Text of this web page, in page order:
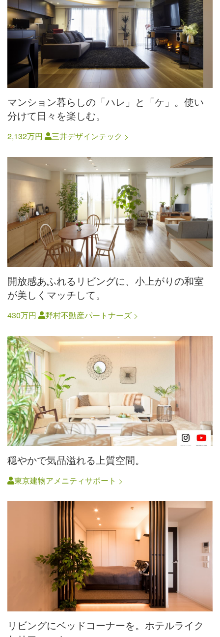
マンション暮らしの「ハレ」と「ケ」。使い
分けて日々を楽しむ。
2,132万円 三井デザインテック
開放感あふれるリビングに、小上がりの和室
が美しくマッチして。
430万円 野村不動産パートナーズ
穏やかで気品溢れる上質空間。
東京建物アメニティサポート
リビングにベッドコーナーを。ホテルライク